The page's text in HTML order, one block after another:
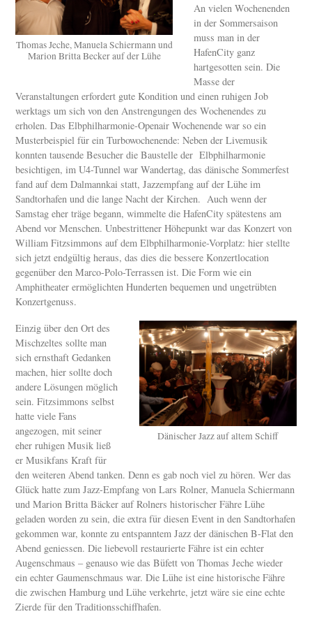
Thomas Jeche, Manuela Schiermann und
Marion Britta Becker auf der Lühe
An vielen Wochenenden
in der Sommersaison
muss man in der
HafenCity ganz
hartgesotten sein. Die
Masse der
Veranstaltungen erfordert gute Kondition und einen ruhigen Job
werktags um sich von den Anstrengungen des Wochenendes zu
erholen. Das Elbphilharmonie-Openair Wochenende war so ein
Musterbeispiel für ein Turbowochenende: Neben der Livemusik
konnten tausende Besucher die Baustelle der Elbphilharmonie
besichtigen, im U4-Tunnel war Wandertag, das dänische Sommerfest
fand auf dem Dalmannkai statt, Jazzempfang auf der Lühe im
Sandtorhafen und die lange Nacht der Kirchen. Auch wenn der
Samstag eher träge begann, wimmelte die HafenCity spätestens am
Abend vor Menschen. Unbestrittener Höhepunkt war das Konzert von
William Fitzsimmons auf dem Elbphilharmonie-Vorplatz: hier stellte
sich jetzt endgültig heraus, das dies die bessere Konzertlocation
gegenüber den Marco-Polo-Terrassen ist. Die Form wie ein
Amphitheater ermöglichten Hunderten bequemen und ungetrübten
Konzertgenuss.
Dänischer Jazz auf altem Schiff
Einzig über den Ort des
Mischzeltes sollte man
sich ernsthaft Gedanken
machen, hier sollte doch
andere Lösungen möglich
sein. Fitzsimmons selbst
hatte viele Fans
angezogen, mit seiner
eher ruhigen Musik ließ
er Musikfans Kraft für
den weiteren Abend tanken. Denn es gab noch viel zu hören. Wer das
Glück hatte zum Jazz-Empfang von Lars Rolner, Manuela Schiermann
und Marion Britta Bäcker auf Rolners historischer Fähre Lühe
geladen worden zu sein, die extra für diesen Event in den Sandtorhafen
gekommen war, konnte zu entspanntem Jazz der dänischen B-Flat den
Abend geniessen. Die liebevoll restaurierte Fähre ist ein echter
Augenschmaus – genauso wie das Büfett von Thomas Jeche wieder
ein echter Gaumenschmaus war. Die Lühe ist eine historische Fähre
die zwischen Hamburg und Lühe verkehrte, jetzt wäre sie eine echte
Zierde für den Traditionsschiffhafen.